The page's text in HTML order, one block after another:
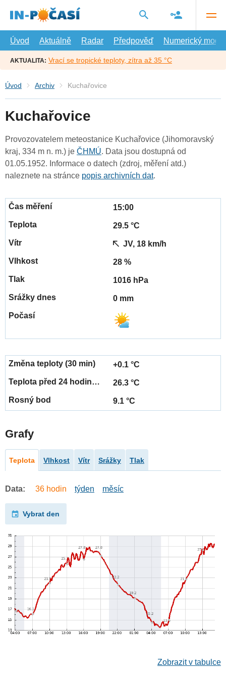
hlavní
Úvod
Aktuálně Radar Předpověď Numerický model
AKTUALITA: Vrací se tropické teploty, zítra až 35 °C
Úvod Archiv Kuchařovice
Kuchařovice
Provozovatelem meteostanice Kuchařovice (Jihomoravský
kraj, 334 m n. m.) je ČHMÚ. Data jsou dostupná od
01.05.1952. Informace o datech (zdroj, měření atd.)
naleznete na stránce popis archivních dat.
15:00
29.5 °C
JV, 18 km/h
28 %
1016 hPa
0 mm
+0.1 °C
26.3 °C
9.1 °C
Grafy
Teplota Vlhkost Vítr Srážky Tlak
Data: 36 hodin týden měsíc
Vybrat den
Zobrazit v tabulce